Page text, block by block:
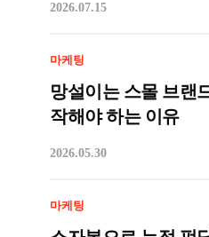
2026.07.15
마케팅
망설이는 스몰 브랜
작해야 하는 이유
2026.05.30
마케팅